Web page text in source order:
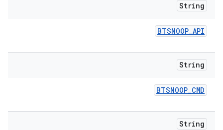
String
BTSNOOP_API
String
BTSNOOP_CMD
String